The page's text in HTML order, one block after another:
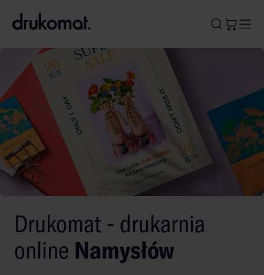
A
Drukomat - drukarnia
online Namysłów